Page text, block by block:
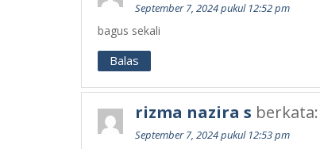
September 7, 2024 pukul 12:52 pm
bagus sekali
Balas
rizma nazira s berkata:
September 7, 2024 pukul 12:53 pm